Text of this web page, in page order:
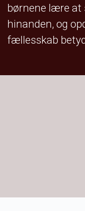
børnene lære at
hinanden, og
fællesskab